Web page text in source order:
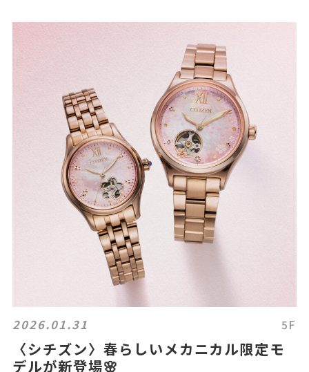
2026.01.31 5F
〈シチズン〉春らしいメカニカル限定モ
デルが新登場🌸